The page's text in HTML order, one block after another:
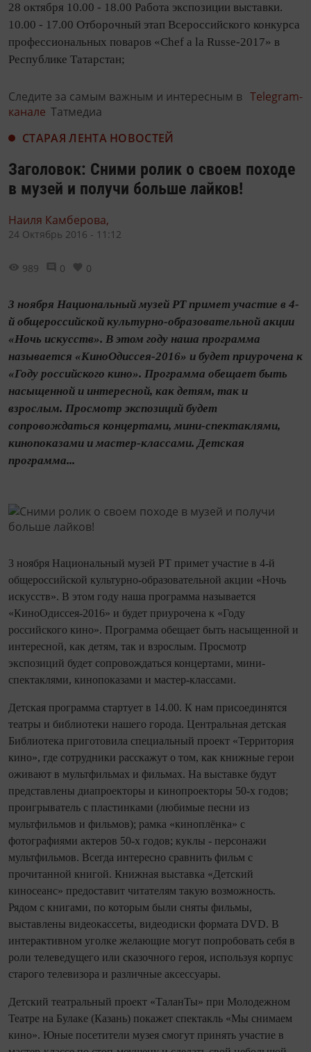
28 октября 10.00 - 18.00 Работа экспозиции выставки.
10.00 - 17.00 Отборочный этап Всероссийского конкурса
профессиональных поваров «Сhef а la Russe-2017» в
Республике Татарстан;
Следите за самым важным и интересным в Telegram-
канале Татмедиа
СТАРАЯ ЛЕНТА НОВОСТЕЙ
Заголовок: Сними ролик о своем походе
в музей и получи больше лайков!
Наиля Камберова,
24 Октябрь 2016 - 11:12
989 0 0
3 ноября Национальный музей РТ примет участие в 4-
й общероссийской культурно-образовательной акции
«Ночь искусств». В этом году наша программа
называется «КиноОдиссея-2016» и будет приурочена к
«Году российского кино». Программа обещает быть
насыщенной и интересной, как детям, так и
взрослым. Просмотр экспозиций будет
сопровождаться концертами, мини-спектаклями,
кинопоказами и мастер-классами. Детская
программа...
3 ноября Национальный музей РТ примет участие в 4-й
общероссийской культурно-образовательной акции «Ночь
искусств». В этом году наша программа называется
«КиноОдиссея-2016» и будет приурочена к «Году
российского кино». Программа обещает быть насыщенной и
интересной, как детям, так и взрослым. Просмотр
экспозиций будет сопровождаться концертами, мини-
спектаклями, кинопоказами и мастер-классами.
Детская программа стартует в 14.00. К нам присоединятся
театры и библиотеки нашего города. Центральная детская
Библиотека приготовила специальный проект «Территория
кино», где сотрудники расскажут о том, как книжные герои
оживают в мультфильмах и фильмах. На выставке будут
представлены диапроекторы и кинопроекторы 50-х годов;
проигрыватель с пластинками (любимые песни из
мультфильмов и фильмов); рамка «киноплёнка» с
фотографиями актеров 50-х годов; куклы - персонажи
мультфильмов. Всегда интересно сравнить фильм с
прочитанной книгой. Книжная выставка «Детский
киносеанс» предоставит читателям такую возможность.
Рядом с книгами, по которым были сняты фильмы,
выставлены видеокассеты, видеодиски формата DVD. В
интерактивном уголке желающие могут попробовать себя в
роли телеведущего или сказочного героя, используя корпус
старого телевизора и различные аксессуары.
Детский театральный проект «ТаланТы» при Молодежном
Театре на Булаке (Казань) покажет спектакль «Мы снимаем
кино». Юные посетители музея смогут принять участие в